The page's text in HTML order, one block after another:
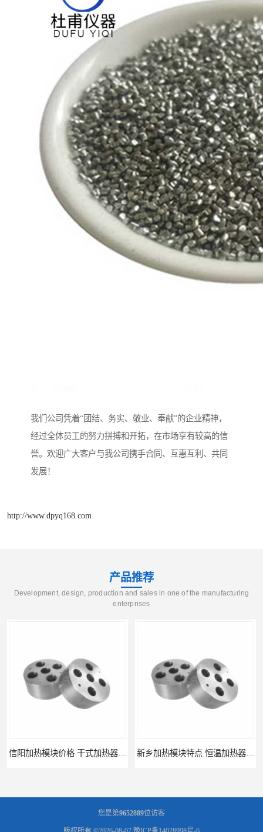
我们公司凭着“团结、务实、敬业、奉献”的企业精神，
经过全体员工的努力拼搏和开拓，在市场享有较高的信
誉。欢迎广大客户与我公司携手合同、互惠互利、共同
发展！
http://www.dpyq168.com
产品推荐
Development, design, production and sales in one of the manufacturing
enterprises
您是第9652889位访客